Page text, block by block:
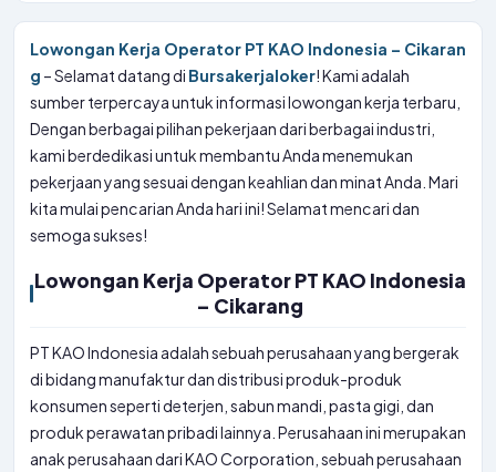
Lowongan Kerja Operator PT KAO Indonesia – Cikaran
g – Selamat datang di Bursakerjaloker! Kami adalah
sumber terpercaya untuk informasi lowongan kerja terbaru,
Dengan berbagai pilihan pekerjaan dari berbagai industri,
kami berdedikasi untuk membantu Anda menemukan
pekerjaan yang sesuai dengan keahlian dan minat Anda. Mari
kita mulai pencarian Anda hari ini! Selamat mencari dan
semoga sukses!
Lowongan Kerja Operator PT KAO Indonesia
– Cikarang
PT KAO Indonesia adalah sebuah perusahaan yang bergerak
di bidang manufaktur dan distribusi produk-produk
konsumen seperti deterjen, sabun mandi, pasta gigi, dan
produk perawatan pribadi lainnya. Perusahaan ini merupakan
anak perusahaan dari KAO Corporation, sebuah perusahaan